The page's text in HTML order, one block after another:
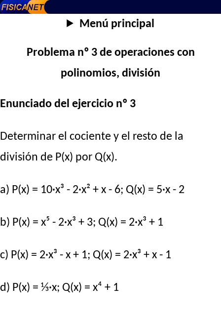
Menú principal
Problema nº 3 de operaciones con
polinomios, división
Enunciado del ejercicio nº 3
Determinar el cociente y el resto de la
división de P(x) por Q(x).
a) P(x) = 10·x³ - 2·x² + x - 6; Q(x) = 5·x - 2
b) P(x) = x⁵ - 2·x³ + 3; Q(x) = 2·x³ + 1
c) P(x) = 2·x³ - x + 1; Q(x) = 2·x³ + x - 1
d) P(x) = ⅓·x; Q(x) = x⁴ + 1